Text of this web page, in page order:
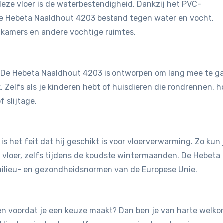
vloer is de waterbestendigheid. Dankzij het PVC-
Hebeta Naaldhout 4203 bestand tegen water en vocht,
en andere vochtige ruimtes.
Hebeta Naaldhout 4203 is ontworpen om lang mee te
als je kinderen hebt of huisdieren die rondrennen,
slijtage.
het feit dat hij geschikt is voor vloerverwarming. Zo kun
zelfs tijdens de koudste wintermaanden. De Hebeta
en gezondheidsnormen van de Europese Unie.
voordat je een keuze maakt? Dan ben je van harte